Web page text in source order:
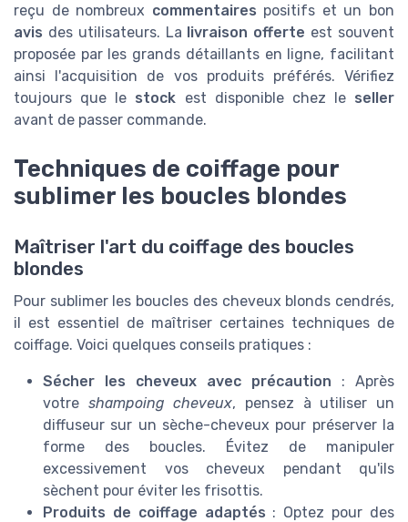
reçu de nombreux commentaires positifs et un bon
avis des utilisateurs. La livraison offerte est souvent
proposée par les grands détaillants en ligne, facilitant
ainsi l'acquisition de vos produits préférés. Vérifiez
toujours que le stock est disponible chez le seller
avant de passer commande.
Techniques de coiffage pour
sublimer les boucles blondes
Maîtriser l'art du coiffage des boucles
blondes
Pour sublimer les boucles des cheveux blonds cendrés,
il est essentiel de maîtriser certaines techniques de
coiffage. Voici quelques conseils pratiques :
Sécher les cheveux avec précaution : Après
votre shampoing cheveux, pensez à utiliser un
diffuseur sur un sèche-cheveux pour préserver la
forme des boucles. Évitez de manipuler
excessivement vos cheveux pendant qu'ils
sèchent pour éviter les frisottis.
Produits de coiffage adaptés : Optez pour des